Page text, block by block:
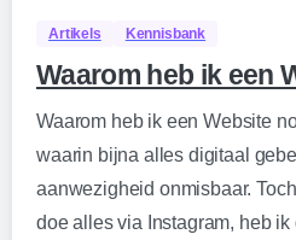
Artikels Kennisbank
Waarom heb ik een
Waarom heb ik een Website
waarin bijna alles digitaal
aanwezigheid onmisbaar.
doe alles via Instagram, heb